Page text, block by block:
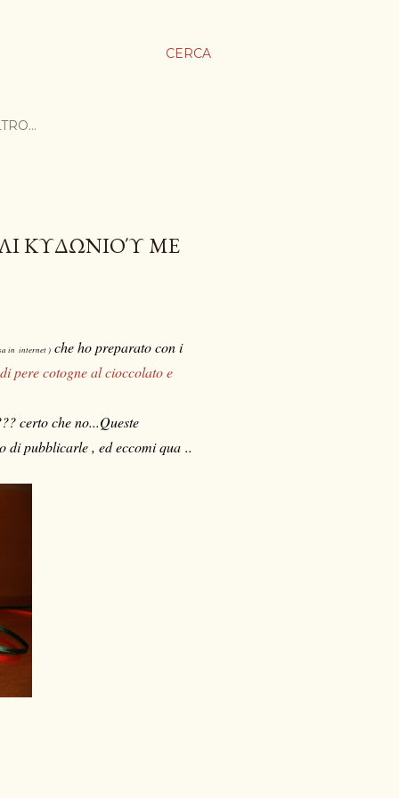
CERCA
ΚΥΔΩΝΙΟΎ ΜΕ
in internet ) che ho preparato con i
pere cotogne al cioccolato e
certo che no...Queste
di pubblicarle , ed eccomi qua ..